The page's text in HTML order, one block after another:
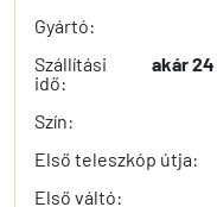
Gyártó:
Szállítási
idő:
akár
Szín:
Első teleszkóp útja:
Első váltó: